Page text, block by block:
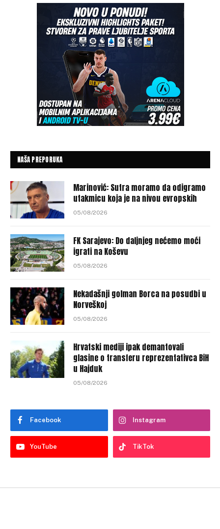
NAŠA PREPORUKA
Marinović: Sutra moramo da odigramo
utakmicu koja je na nivou evropskih
05/08/2026
FK Sarajevo: Do daljnjeg nećemo moći
igrati na Koševu
05/08/2026
Nekadašnji golman Borca na posudbi u
Norveškoj
05/08/2026
Hrvatski mediji ipak demantovali
glasine o transferu reprezentativca BiH
u Hajduk
05/08/2026
Facebook Instagram
YouTube TikTok